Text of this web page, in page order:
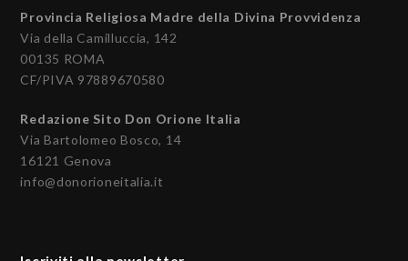
Provincia Religiosa Madre della Divina Provvidenza
Via della Camilluccia, 142
00135 ROMA
CF/PIVA 97889670580
Redazione Sito Don Orione Italia
Via Bartolomeo Bosco, 14
16121 Genova
info@donorioneitalia.it